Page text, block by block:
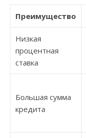
Преимущество
Низкая
процентная
ставка
Большая сумма
кредита